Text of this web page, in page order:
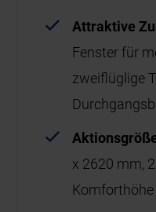
Attraktive
Fenster für
zweiflüglige
x 2620 mm,
Komforthöhe